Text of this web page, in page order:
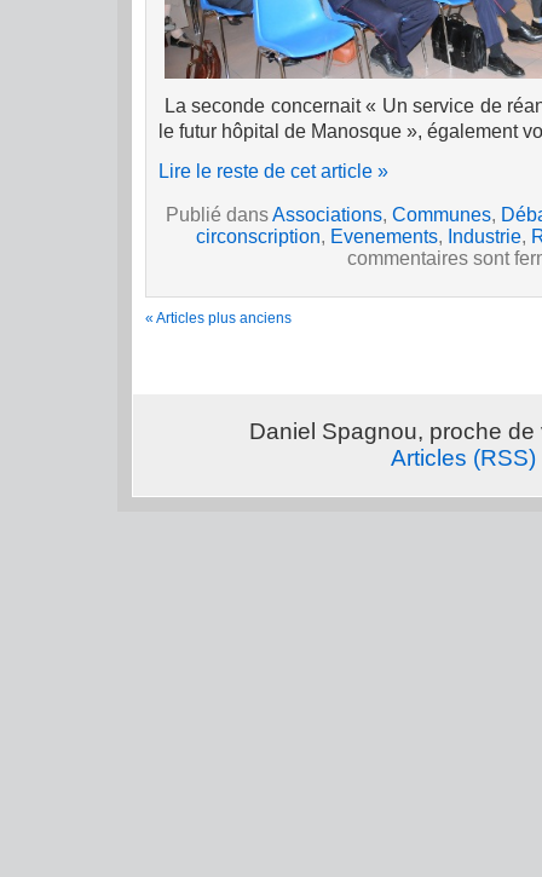
La seconde concernait « Un service de
le futur hôpital de Manosque », également
Lire le reste de cet article »
Publié dansAssociations, Communes,
circonscription, Evenements, Industrie,
commentaires sont
« Articles plus anciens
Daniel Spagnou, proche
Articles (RSS)